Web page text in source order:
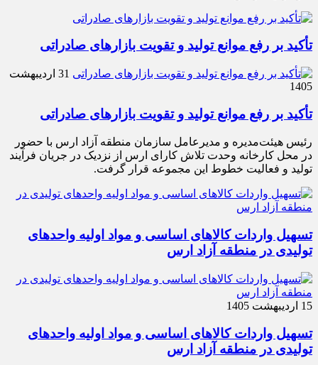
تأکید بر رفع موانع تولید و تقویت بازارهای صادراتی
31 اردیبهشت
1405
تأکید بر رفع موانع تولید و تقویت بازارهای صادراتی
رئیس هیئت‌مدیره و مدیرعامل سازمان منطقه آزاد ارس با حضور
در محل کارخانه وحدت تلاش کارای ارس از نزدیک در جریان فرآیند
تولید و فعالیت خطوط این مجموعه قرار گرفت.
تسهیل واردات کالاهای اساسی و مواد اولیه واحدهای
تولیدی در منطقه آزاد ارس
15 اردیبهشت 1405
تسهیل واردات کالاهای اساسی و مواد اولیه واحدهای
تولیدی در منطقه آزاد ارس